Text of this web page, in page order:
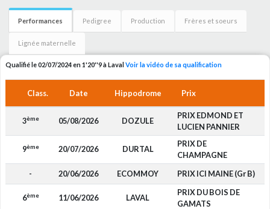
Performances Pedigree Production Frères et soeurs
Lignée maternelle
Qualifié le 02/07/2024 en 1'20''9 à LavalVoir la vidéo de sa qualification
Class. Date Hippodrome Prix
3ème 05/08/2026 DOZULE
PRIX EDMOND ET
LUCIEN PANNIER
9ème 20/07/2026 DURTAL
PRIX DE
CHAMPAGNE
-
20/06/2026 ECOMMOY PRIX ICI MAINE (Gr B)
6ème 11/06/2026 LAVAL
PRIX DU BOIS DE
GAMATS